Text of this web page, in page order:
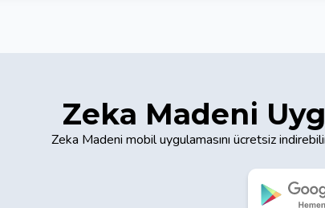
Zeka Madeni
Zeka Madeni mobil uygulamasını ücretsiz